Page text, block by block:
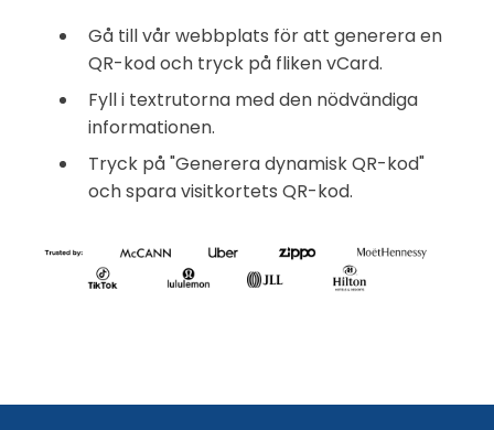
Gå till vår webbplats för att generera en
QR-kod och tryck på fliken vCard.
Fyll i textrutorna med den nödvändiga
informationen.
Tryck på "Generera dynamisk QR-kod"
och spara visitkortets QR-kod.